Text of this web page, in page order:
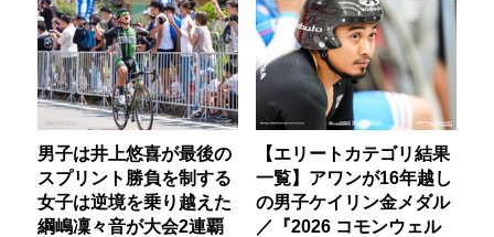
男子は井上悠喜が最後の
スプリント勝負を制する
女子は逆境を乗り越えた
綱嶋凜々音が大会2連覇
【エリートカテゴリ結果
一覧】アワンが16年越し
の男子ケイリン金メダル
／『2026 コモンウェル